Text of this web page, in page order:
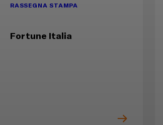
RASSEGNA STAMPA
Fortune Italia